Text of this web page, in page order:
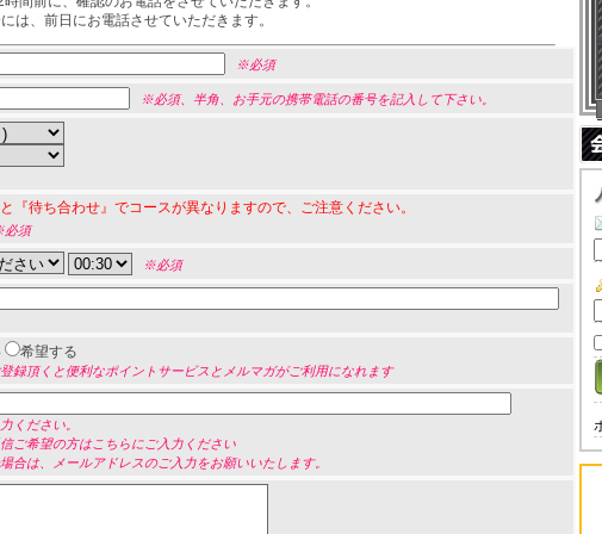
は、前日にお電話させていただきます。
※必須
※必須、半角、お手元の携帯電話の番号を記入して下さい。
『待ち合わせ』でコースが異なりますので、ご注意ください。
必須
※必須
希望する
録頂くと便利なポイントサービスとメルマガがご利用になれます
ください。
ご希望の方はこちらにご入力ください
合は、メールアドレスのご入力をお願いいたします。